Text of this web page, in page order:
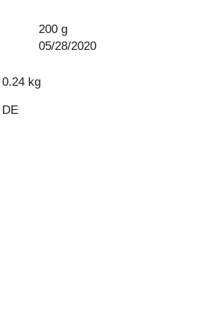
200 g
05/28/2020
0.24 kg
DE